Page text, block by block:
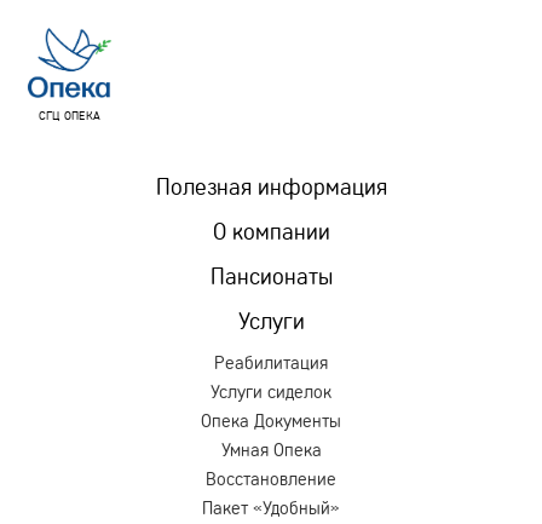
СГЦ ОПЕКА
Пансионаты
Услуги
Реабилитация
Услуги сиделок
Опека Документы
Умная Опека
Восстановление
Пакет «Удобный»
Полезная информация
О компании